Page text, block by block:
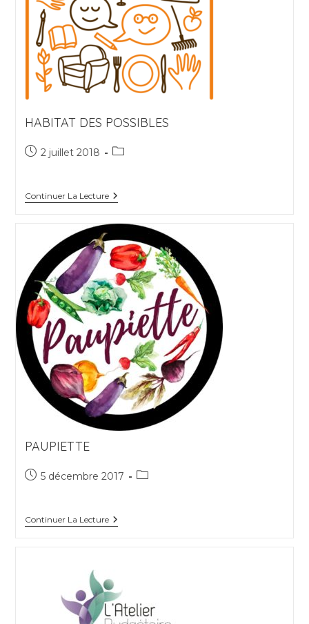
HABITAT DES POSSIBLES
Publication
2 juillet 2018
Post
Continuer La LectureHabitat
Des
PAUPIETTE
Publication
5 décembre 2017
Post
Continuer La LecturePaupiette